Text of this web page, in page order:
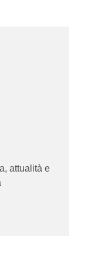
attualità e